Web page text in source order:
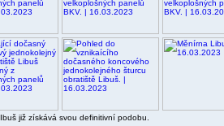
již získává svou definitivní podobu.